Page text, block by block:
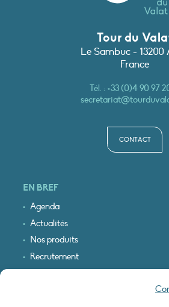
Tour du
Le Sambuc - 13200
France
Tél. :+33 (0)4 90 97
CONTACT
EN BREF
Agenda
Actualités
Nos produits
Recrutement